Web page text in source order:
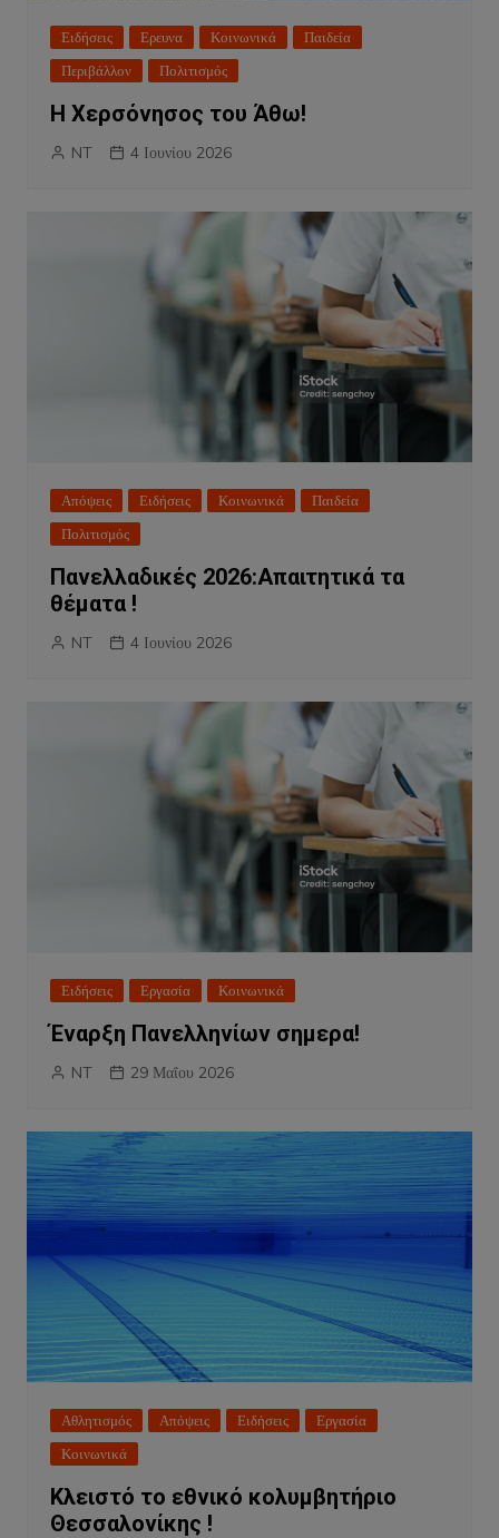
Ειδήσεις Ερευνα Κοινωνικά
Παιδεία
Περιβάλλον
Πολιτισμός
Η Χερσόνησος του Άθω!
NT 4 Ιουνίου 2026
Απόψεις Ειδήσεις Κοινωνικά
Παιδεία
Πολιτισμός
Πανελλαδικές 2026:Απαιτητικά τα
θέματα !
NT 4 Ιουνίου 2026
Ειδήσεις Εργασία Κοινωνικά
Έναρξη Πανελληνίων σημερα!
NT 29 Μαΐου 2026
Αθλητισμός Απόψεις Ειδήσεις
Εργασία
Κοινωνικά
Κλειστό το εθνικό κολυμβητήριο
Θεσσαλονίκης !